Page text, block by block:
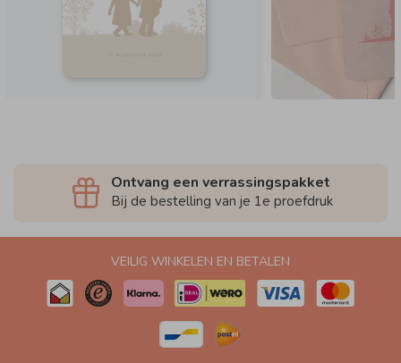
Ontvang een verrassingspakket
Bij de bestelling van je 1e proefdruk
VEILIG WINKELEN EN BETALEN